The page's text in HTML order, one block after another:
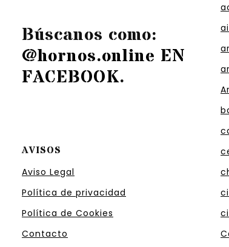
Búscanos como:
@hornos.online EN
FACEBOOK.
AVISOS
Aviso Legal
Política de privacidad
Política de Cookies
Contacto